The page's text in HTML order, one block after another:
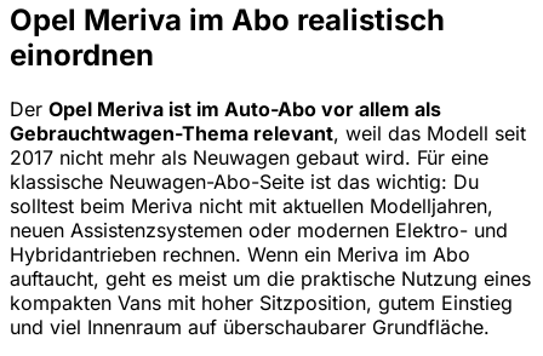
Opel Meriva im Abo realistisch
einordnen
Der Opel Meriva ist im Auto-Abo vor allem als
Gebrauchtwagen-Thema relevant, weil das Modell seit
2017 nicht mehr als Neuwagen gebaut wird. Für eine
klassische Neuwagen-Abo-Seite ist das wichtig: Du
solltest beim Meriva nicht mit aktuellen Modelljahren,
neuen Assistenzsystemen oder modernen Elektro- und
Hybridantrieben rechnen. Wenn ein Meriva im Abo
auftaucht, geht es meist um die praktische Nutzung eines
kompakten Vans mit hoher Sitzposition, gutem Einstieg
und viel Innenraum auf überschaubarer Grundfläche.